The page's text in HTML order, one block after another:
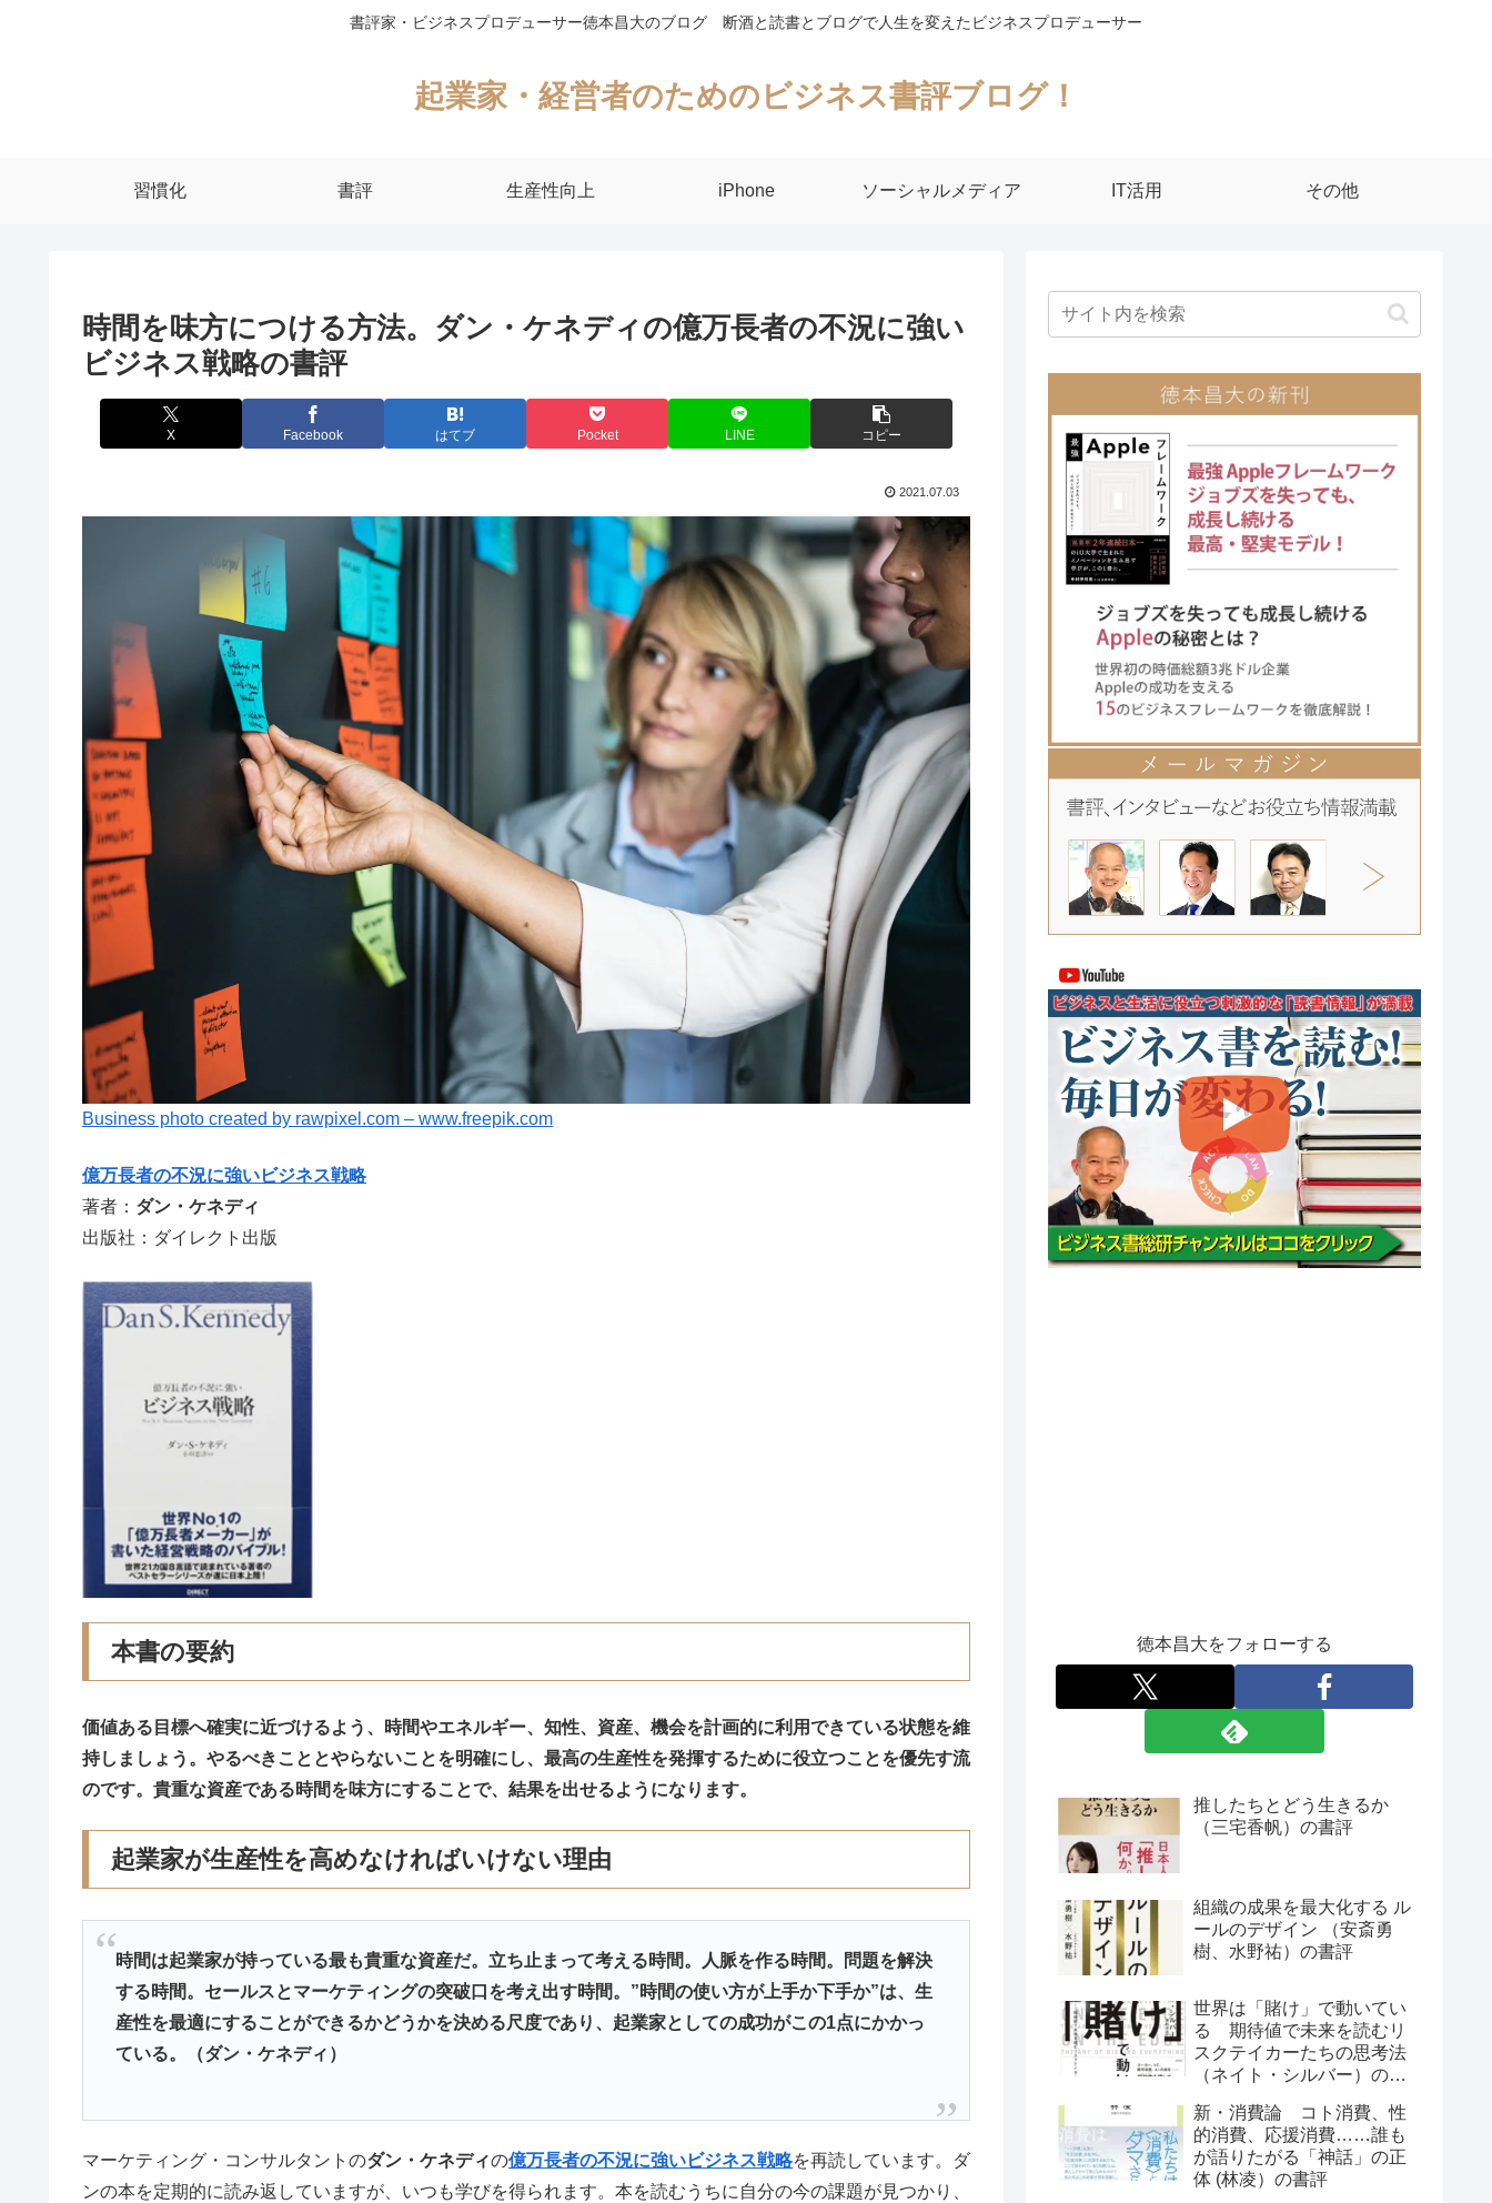
書評家・ビジネスプロデューサー徳本昌大のブログ 断酒と読書とブログで人生を変えたビジネスプロデューサー
起業家・経営者のためのビジネス書評ブログ！
習慣化 書評 生産性向上 iPhone ソーシャルメディア IT活用 その他
時間を味方につける方法。ダン・ケネディの億万長者の不況に強い
ビジネス戦略の書評
X Facebook はてブ Pocket LINE コピー
2021.07.03
Business photo created by rawpixel.com – www.freepik.com
億万長者の不況に強いビジネス戦略
著者： ダン・ケネディ
出版社：ダイレクト出版
本書の要約
価値ある目標へ確実に近づけるよう、時間やエネルギー、知性、資産、機会を計画的に利用できている状態を維
持しましょう。やるべきこととやらないことを明確にし、最高の生産性を発揮するために役立つことを優先す流
のです。貴重な資産である時間を味方にすることで、結果を出せるようになります。
起業家が生産性を高めなければいけない理由
時間は起業家が持っている最も貴重な資産だ。立ち止まって考える時間。人脈を作る時間。問題を解決
する時間。セールスとマーケティングの突破口を考え出す時間。”時間の使い方が上手か下手か”は、生
産性を最適にすることができるかどうかを決める尺度であり、起業家としての成功がこの1点にかかっ
ている。（ダン・ケネディ）
マーケティング・コンサルタントのダン・ケネディの億万長者の不況に強いビジネス戦略を再読しています。ダ
ンの本を定期的に読み返していますが、いつも学びを得られます。本を読むうちに自分の今の課題が見つかり、
徳本昌大をフォローする
推したちとどう生きるか
（三宅香帆）の書評
組織の成果を最大化する ル
ールのデザイン （安斎勇
樹、水野祐）の書評
世界は「賭け」で動いてい
る 期待値で未来を読むリ
スクテイカーたちの思考法
（ネイト・シルバー）の書
新・消費論 コト消費、性
的消費、応援消費……誰も
が語りたがる「神話」の正
体 (林凌）の書評